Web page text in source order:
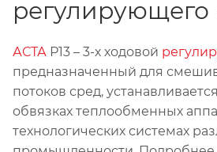
регулирующего
АСТА Р13 – 3-х ходовой
предназначенный для
потоков сред,
обвязках теплообменных
технологических системах